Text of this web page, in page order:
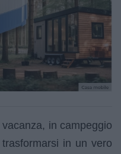
in campeggio
in un vero